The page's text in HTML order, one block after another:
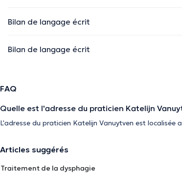
Bilan de langage écrit
Bilan de langage écrit
FAQ
Quelle est l'adresse du praticien Katelijn
L'adresse du praticien Katelijn Vanuytven est localisée
Articles suggérés
Traitement de la dysphagie